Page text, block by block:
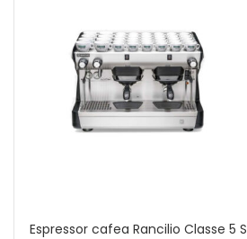
Espressor cafea Rancilio Classe 5 S